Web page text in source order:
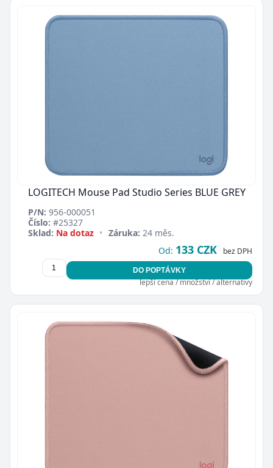
LOGITECH Mouse Pad Studio Series BLUE GREY
P/N: 956-000051
Číslo: #25327
Sklad: Na dotaz • Záruka: 24 měs.
Od: 133 CZK bez DPH
DO POPTÁVKY
lepší cena / množství / alternativy